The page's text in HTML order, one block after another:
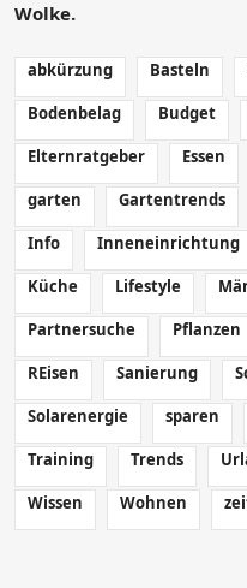
Wolke.
abkürzung Basteln
Bodenbelag
Budget
Elternratgeber
Essen
garten
Gartentrends
Info
Inneneinrichtung
Küche
Lifestyle
Partnersuche
Pflanzen
REisen
Sanierung
Solarenergie
sparen
Training
Trends
Wissen
Wohnen